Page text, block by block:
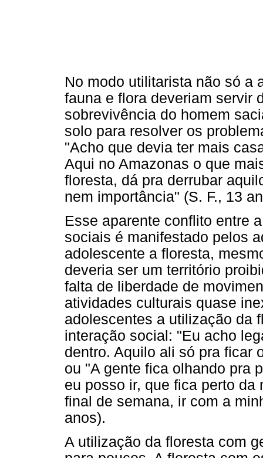
No modo utilitarista não só a
fauna e flora deveriam servir
sobrevivência do homem
solo para resolver os
"Acho que devia ter mais
Aqui no Amazonas o que
floresta, dá pra derrubar
nem importância" (S. F., 13
Esse aparente conflito entre
sociais é manifestado pelos
adolescente a floresta,
deveria ser um território
falta de liberdade de
atividades culturais quase
adolescentes a utilização da
interação social: "Eu acho
dentro. Aquilo ali só pra ficar
ou "A gente fica olhando pra
eu posso ir, que fica perto
final de semana, ir com a
anos).
A utilização da floresta com